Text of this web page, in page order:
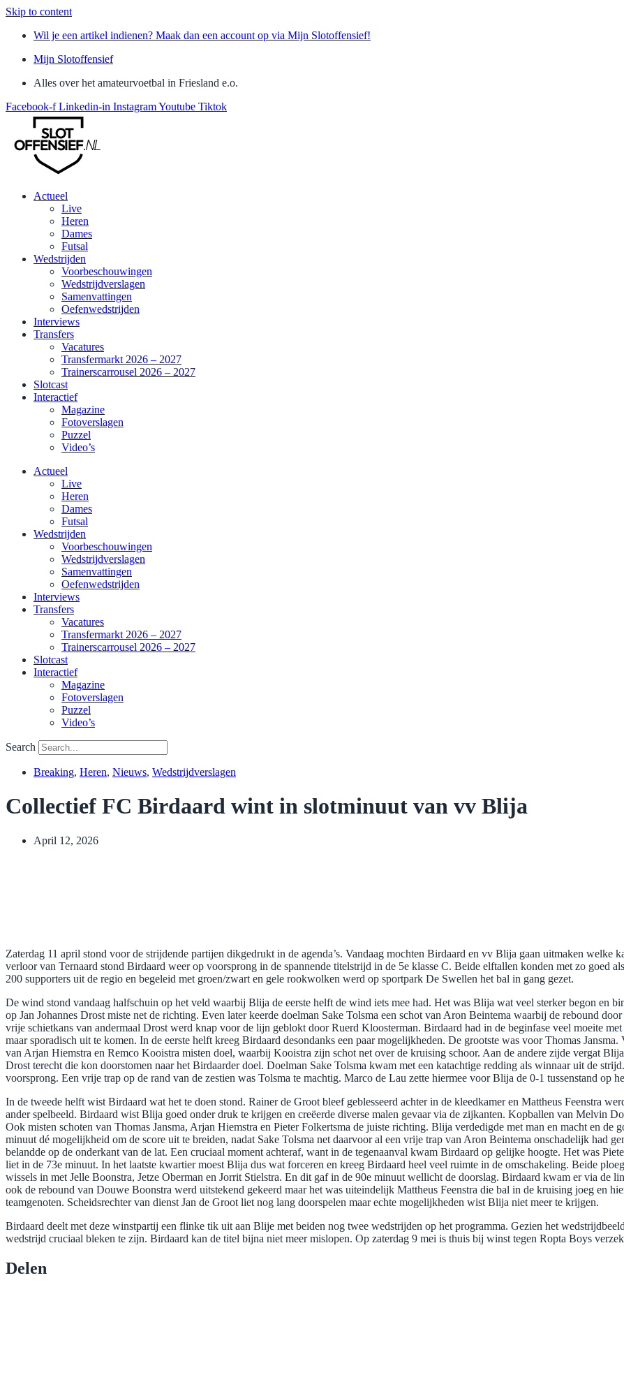
Skip to content
Wil je een artikel indienen? Maak dan een account op via Mijn Slotoffensief!
Mijn Slotoffensief
Alles over het amateurvoetbal in Friesland e.o.
Facebook-f Linkedin-in InstagramYoutube Tiktok
Actueel
Live
Heren
Dames
Futsal
Wedstrijden
Voorbeschouwingen
Wedstrijdverslagen
Samenvattingen
Oefenwedstrijden
Interviews
Transfers
Vacatures
Transfermarkt 2026 – 2027
Trainerscarrousel 2026 – 2027
Slotcast
Interactief
Magazine
Fotoverslagen
Puzzel
Video’s
Actueel
Live
Heren
Dames
Futsal
Wedstrijden
Voorbeschouwingen
Wedstrijdverslagen
Samenvattingen
Oefenwedstrijden
Interviews
Transfers
Vacatures
Transfermarkt 2026 – 2027
Trainerscarrousel 2026 – 2027
Slotcast
Interactief
Magazine
Fotoverslagen
Puzzel
Video’s
Search
Breaking, Heren, Nieuws, Wedstrijdverslagen
Collectief FC Birdaard wint in slotminuut van vv Blija
April 12, 2026
Zaterdag 11 april stond voor de strijdende partijen dikgedrukt in de agenda’s. Vandaag mochten Birdaard en vv Blija gaan uitmaken welke
verloor van Ternaard stond Birdaard weer op voorsprong in de spannende titelstrijd in de 5e klasse C. Beide elftallen konden met zo goed
200 supporters uit de regio en begeleid met groen/zwart en gele rookwolken werd op sportpark De Swellen het bal in gang gezet.
De wind stond vandaag halfschuin op het veld waarbij Blija de eerste helft de wind iets mee had. Het was Blija wat veel sterker begon en
op Jan Johannes Drost miste net de richting. Even later keerde doelman Sake Tolsma een schot van Aron Beintema waarbij de rebound
vrije schietkans van andermaal Drost werd knap voor de lijn geblokt door Ruerd Kloosterman. Birdaard had in de beginfase veel moeite
maar sporadisch uit te komen. In de eerste helft kreeg Birdaard desondanks een paar mogelijkheden. De grootste was voor Thomas
van Arjan Hiemstra en Remco Kooistra misten doel, waarbij Kooistra zijn schot net over de kruising schoor. Aan de andere zijde vergat
Drost terecht die kon doorstomen naar het Birdaarder doel. Doelman Sake Tolsma kwam met een katachtige redding als winnaar uit de
voorsprong. Een vrije trap op de rand van de zestien was Tolsma te machtig. Marco de Lau zette hiermee voor Blija de 0-1 tussenstand op
In de tweede helft wist Birdaard wat het te doen stond. Rainer de Groot bleef geblesseerd achter in de kleedkamer en Mattheus Feenstra
ander spelbeeld. Birdaard wist Blija goed onder druk te krijgen en creëerde diverse malen gevaar via de zijkanten. Kopballen van Melvin
Ook misten schoten van Thomas Jansma, Arjan Hiemstra en Pieter Folkertsma de juiste richting. Blija verdedigde met man en macht en
minuut dé mogelijkheid om de score uit te breiden, nadat Sake Tolsma net daarvoor al een vrije trap van Aron Beintema onschadelijk had
belandde op de onderkant van de lat. Een cruciaal moment achteraf, want in de tegenaanval kwam Birdaard op gelijke hoogte. Het was
liet in de 73e minuut. In het laatste kwartier moest Blija dus wat forceren en kreeg Birdaard heel veel ruimte in de omschakeling. Beide
wissels in met Jelle Boonstra, Jetze Oberman en Jorrit Stielstra. En dit gaf in de 90e minuut wellicht de doorslag. Birdaard kwam er via de
ook de rebound van Douwe Boonstra werd uitstekend gekeerd maar het was uiteindelijk Mattheus Feenstra die bal in de kruising joeg en
teamgenoten. Scheidsrechter van dienst Jan de Groot liet nog lang doorspelen maar echte mogelijkheden wist Blija niet meer te krijgen.
Birdaard deelt met deze winstpartij een flinke tik uit aan Blije met beiden nog twee wedstrijden op het programma. Gezien het
wedstrijd cruciaal bleken te zijn. Birdaard kan de titel bijna niet meer mislopen. Op zaterdag 9 mei is thuis bij winst tegen Ropta Boys
Delen